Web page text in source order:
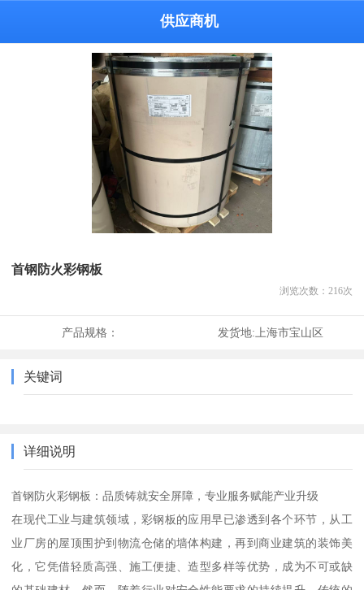
供应商机
首钢防火彩钢板
浏览次数： 216次
产品规格： 发货地:上海市宝山区
关键词
详细说明
首钢防火彩钢板：品质铸就安全屏障，专业服务赋能产业升级
在现代工业与建筑领域，彩钢板的应用早已渗透到各个环节，从工
业厂房的屋顶围护到物流仓储的墙体构建，再到商业建筑的装饰美
化，它凭借轻质高强、施工便捷、造型多样等优势，成为不可或缺